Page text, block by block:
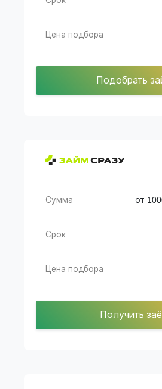
Цена подбора
Подобрать
Сумма от
Срок
Цена подбора
Получить